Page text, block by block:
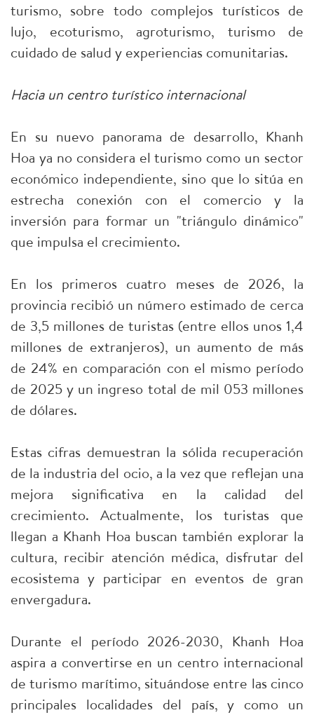
turismo, sobre todo complejos turísticos de
lujo, ecoturismo, agroturismo, turismo de
cuidado de salud y experiencias comunitarias.
Hacia un centro turístico internacional
En su nuevo panorama de desarrollo, Khanh
Hoa ya no considera el turismo como un sector
económico independiente, sino que lo sitúa en
estrecha conexión con el comercio y la
inversión para formar un "triángulo dinámico"
que impulsa el crecimiento.
En los primeros cuatro meses de 2026, la
provincia recibió un número estimado de cerca
de 3,5 millones de turistas (entre ellos unos 1,4
millones de extranjeros), un aumento de más
de 24% en comparación con el mismo período
de 2025 y un ingreso total de mil 053 millones
de dólares.
Estas cifras demuestran la sólida recuperación
de la industria del ocio, a la vez que reflejan una
mejora significativa en la calidad del
crecimiento. Actualmente, los turistas que
llegan a Khanh Hoa buscan también explorar la
cultura, recibir atención médica, disfrutar del
ecosistema y participar en eventos de gran
envergadura.
Durante el período 2026-2030, Khanh Hoa
aspira a convertirse en un centro internacional
de turismo marítimo, situándose entre las cinco
principales localidades del país, y como un